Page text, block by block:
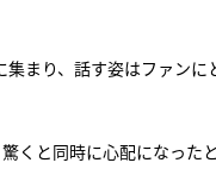
まり、話す姿はファンに
くと同時に心配になったと